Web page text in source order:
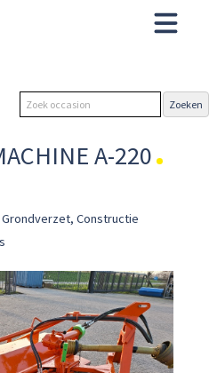
A-220
Constructie